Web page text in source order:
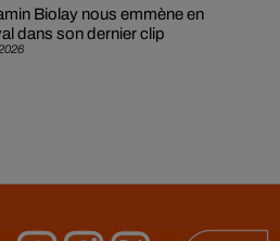
Biolay nous emmène en
dans son dernier clip